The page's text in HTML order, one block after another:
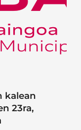
kalean
23ra,